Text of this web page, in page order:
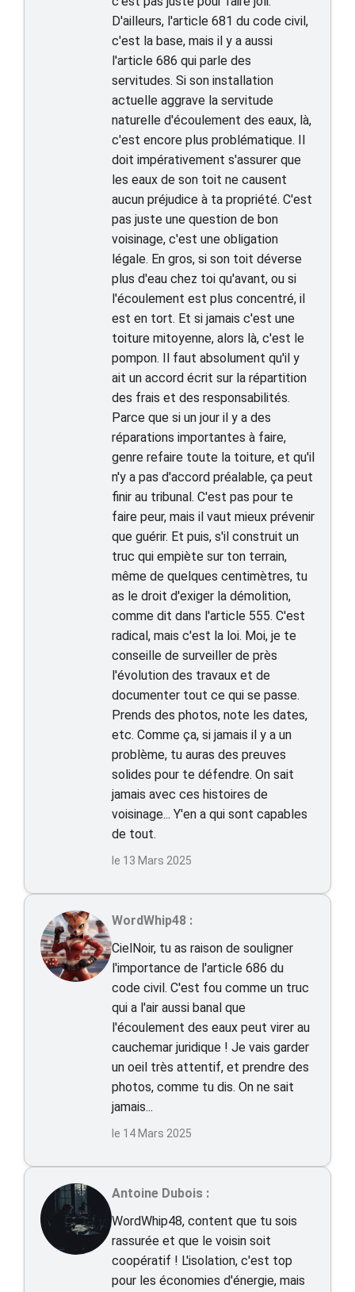
D'ailleurs, l'article 681 du code civil,
c'est la base, mais il y a aussi
l'article 686 qui parle des
servitudes. Si son installation
actuelle aggrave la servitude
naturelle d'écoulement des eaux, là,
c'est encore plus problématique. Il
doit impérativement s'assurer que
les eaux de son toit ne causent
aucun préjudice à ta propriété. C'est
pas juste une question de bon
voisinage, c'est une obligation
légale. En gros, si son toit déverse
plus d'eau chez toi qu'avant, ou si
l'écoulement est plus concentré, il
est en tort. Et si jamais c'est une
toiture mitoyenne, alors là, c'est le
pompon. Il faut absolument qu'il y
ait un accord écrit sur la répartition
des frais et des responsabilités.
Parce que si un jour il y a des
réparations importantes à faire,
genre refaire toute la toiture, et qu'il
n'y a pas d'accord préalable, ça peut
finir au tribunal. C'est pas pour te
faire peur, mais il vaut mieux prévenir
que guérir. Et puis, s'il construit un
truc qui empiète sur ton terrain,
même de quelques centimètres, tu
as le droit d'exiger la démolition,
comme dit dans l'article 555. C'est
radical, mais c'est la loi. Moi, je te
conseille de surveiller de près
l'évolution des travaux et de
documenter tout ce qui se passe.
Prends des photos, note les dates,
etc. Comme ça, si jamais il y a un
problème, tu auras des preuves
solides pour te défendre. On sait
jamais avec ces histoires de
voisinage... Y'en a qui sont capables
de tout.
le 13 Mars 2025
WordWhip48 :
CielNoir, tu as raison de souligner
l'importance de l'article 686 du
code civil. C'est fou comme un truc
qui a l'air aussi banal que
l'écoulement des eaux peut virer au
cauchemar juridique ! Je vais garder
un oeil très attentif, et prendre des
photos, comme tu dis. On ne sait
jamais...
le 14 Mars 2025
Antoine Dubois :
WordWhip48, content que tu sois
rassurée et que le voisin soit
coopératif ! L'isolation, c'est top
pour les économies d'énergie, mais